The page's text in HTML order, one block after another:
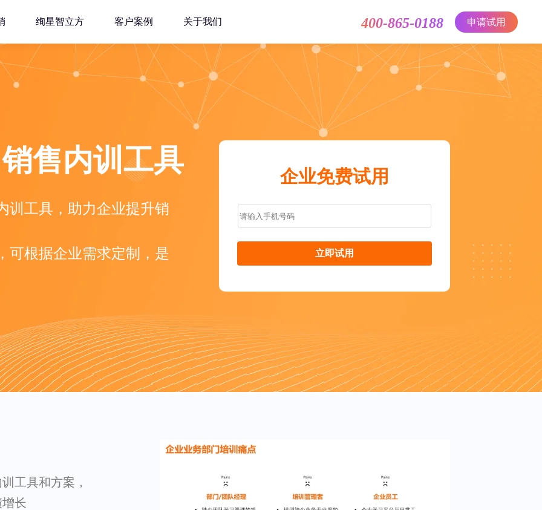
绚星智立方 客户案例 关于我们 400-865-0188 申请试用
售内训工具
训工具，助力企业提升销
可根据企业需求定制，是
企业免费试用
立即试用
工具和方案，
长